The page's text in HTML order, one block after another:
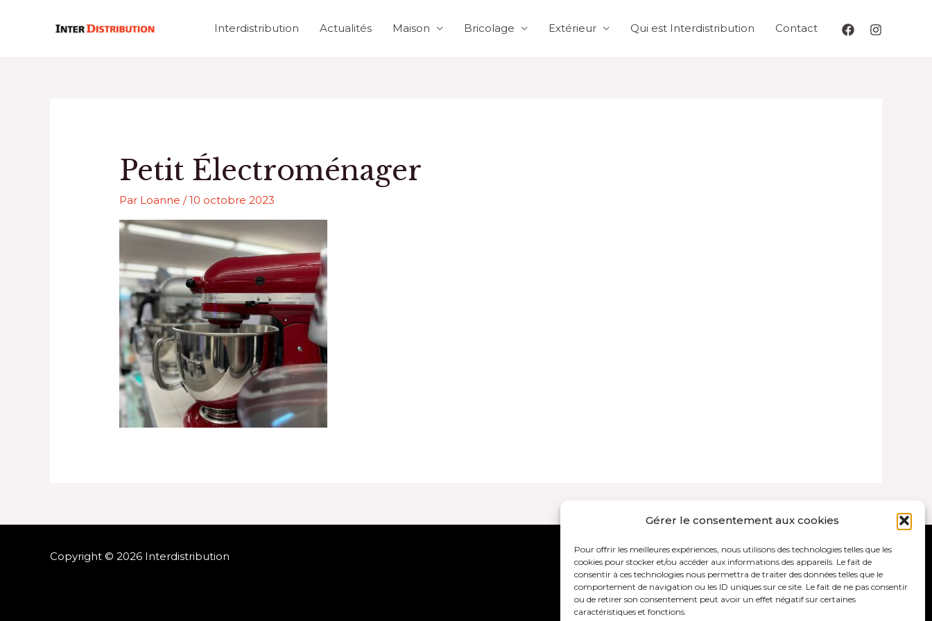
Gérer le consentement aux cookies
Pour offrir les meilleures expériences, nous utilisons des technologies telles que les
cookies pour stocker et/ou accéder aux informations des appareils. Le fait de
consentir à ces technologies nous permettra de traiter des données telles que le
comportement de navigation ou les ID uniques sur ce site. Le fait de ne pas consentir
ou de retirer son consentement peut avoir un effet négatif sur certaines
caractéristiques et fonctions.
Interdistribution Actualités Maison Bricolage Extérieur Qui est Interdistribution Contact
Petit Électroménager
Par Loanne/10 octobre 2023
Copyright © 2026 Interdistribution Mentions légales et politique de confidentialité